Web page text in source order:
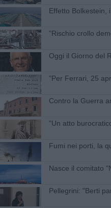
Effetto Bolkestein,
"Rischio crollo
Oggi il Giorno del
"Per Ferrari, 25
Contro la Guerra
"Un atto
Fumi nei porti, la
Nasce il comitato
Pellegrini: "Berti